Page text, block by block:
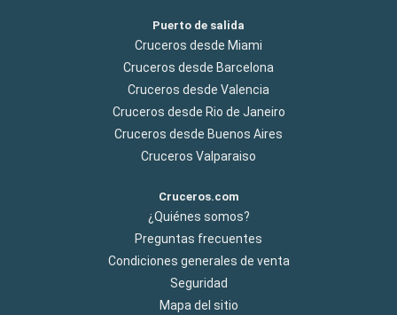
Puerto de salida
Cruceros desde Miami
Cruceros desde Barcelona
Cruceros desde Valencia
Cruceros desde Rio de Janeiro
Cruceros desde Buenos Aires
Cruceros Valparaiso
Cruceros.com
¿Quiénes somos?
Preguntas frecuentes
Condiciones generales de venta
Seguridad
Mapa del sitio